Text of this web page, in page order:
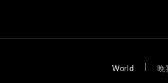
World 晚